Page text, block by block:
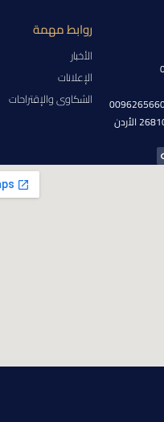
روابط مهمة
الأخبار
الإعلانات
الشكاوى والإقتراحات